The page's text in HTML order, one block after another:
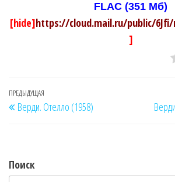
FLAC (351 Мб)
[hide]https://cloud.mail.ru/public/6Jfi/
]
Навигация
по
Предыдущая
запись
ПРЕДЫДУЩАЯ
Верди. Отелло (1958)
Поиск